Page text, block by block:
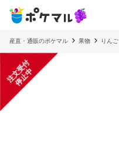
産直・通販のポケマル 果物 りんご
注
文
受
付
停
止
中